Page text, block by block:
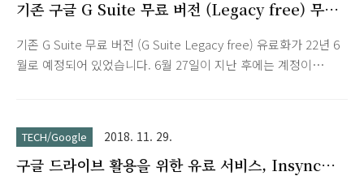
기존 구글 G Suite 무료 버전 (Legacy free) 무료
기존 G Suite 무료 버전 (G Suite Legacy free) 유료화가 22년 6
월로 예정되어 있었습니다. 6월 27일이 지난 후에는 계정이
함 자료나 Google Play 스토어 구매내역 때문에 유료 전환을 생
각중이었는데, 다행히 최근 개인 용도의 사용자의 경우 유료
Google Workspace로의 전환을 거부하고 무료로 계속 사용할
TECH/Google 2018. 11. 29.
구글 드라이브 활용을 위한 유료 서비스, Insync